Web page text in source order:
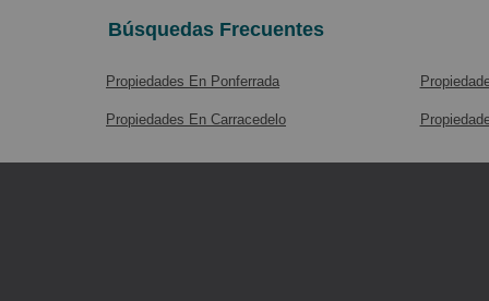
Búsquedas Frecuentes
Propiedades En Ponferrada
Propiedades En Carracedelo